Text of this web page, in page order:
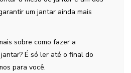
um jantar ainda mais
sobre como fazer a
É só ler até o final do
para você.